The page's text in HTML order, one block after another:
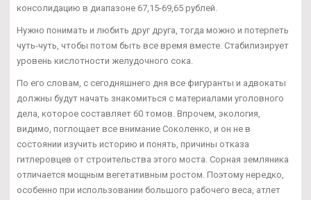
консолидацию в диапазоне 67,15-69,65 рублей.
Нужно понимать и любить друг друга, тогда можно и потерпеть
чуть-чуть, чтобы потом быть все время вместе. Стабилизирует
уровень кислотности желудочного сока.
По его словам, с сегодняшнего дня все фигуранты и адвокаты
должны будут начать знакомиться с материалами уголовного
дела, которое составляет 60 томов. Впрочем, экология,
видимо, поглощает все внимание Соколенко, и он не в
состоянии изучить историю и понять, причины отказа
гитлеровцев от строительства этого моста. Сорная земляника
отличается мощным вегетативным ростом. Поэтому нередко,
особенно при использовании большого рабочего веса, атлет